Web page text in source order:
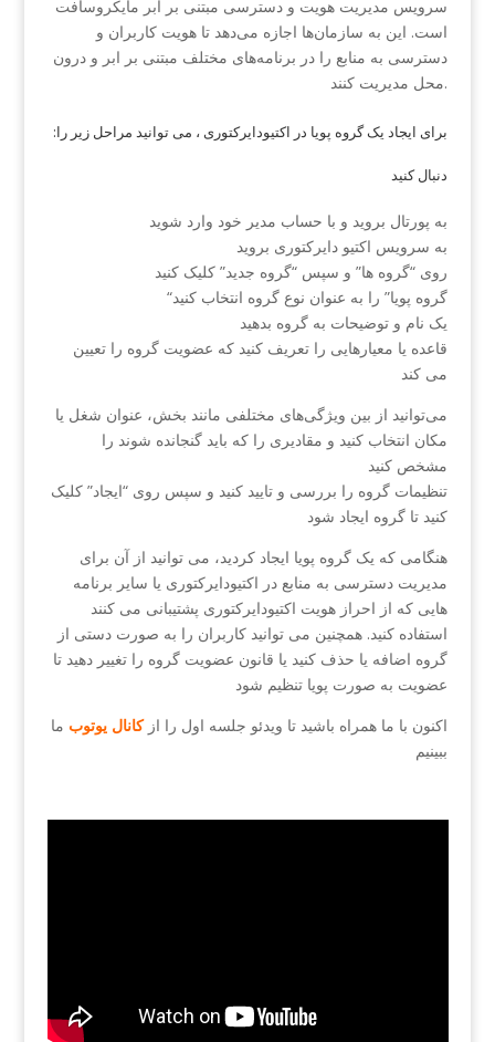
است. این به سازمان‌ها اجازه می‌دهد تا هویت کاربران و
دسترسی به منابع را در برنامه‌های مختلف مبتنی بر ابر و درون
محل مدیریت کنند.
:برای ایجاد یک گروه پویا در اکتیودایرکتوری ، می توانید مراحل زیر را
دنبال کنید
به پورتال بروید و با حساب مدیر خود وارد شوید
به سرویس اکتیو دایرکتوری بروید
روی “گروه ها” و سپس “گروه جدید” کلیک کنید
“گروه پویا” را به عنوان نوع گروه انتخاب کنید
یک نام و توضیحات به گروه بدهید
قاعده یا معیارهایی را تعریف کنید که عضویت گروه را تعیین
می کند
می‌توانید از بین ویژگی‌های مختلفی مانند بخش، عنوان شغل یا
مکان انتخاب کنید و مقادیری را که باید گنجانده شوند را
مشخص کنید
تنظیمات گروه را بررسی و تایید کنید و سپس روی “ایجاد” کلیک
کنید تا گروه ایجاد شود
هنگامی که یک گروه پویا ایجاد کردید، می توانید از آن برای
مدیریت دسترسی به منابع در اکتیودایرکتوری یا سایر برنامه
هایی که از احراز هویت اکتیودایرکتوری پشتیبانی می کنند
استفاده کنید. همچنین می توانید کاربران را به صورت دستی از
گروه اضافه یا حذف کنید یا قانون عضویت گروه را تغییر دهید تا
عضویت به صورت پویا تنظیم شود
اکنون با ما همراه باشید تا ویدئو جلسه اول را از کانال یوتوب ما
ببینیم